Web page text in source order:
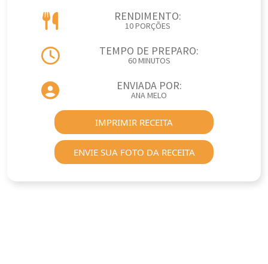
RENDIMENTO:
10 PORÇÕES
TEMPO DE PREPARO:
60 MINUTOS
ENVIADA POR:
ANA MELO
IMPRIMIR RECEITA
ENVIE SUA FOTO DA RECEITA